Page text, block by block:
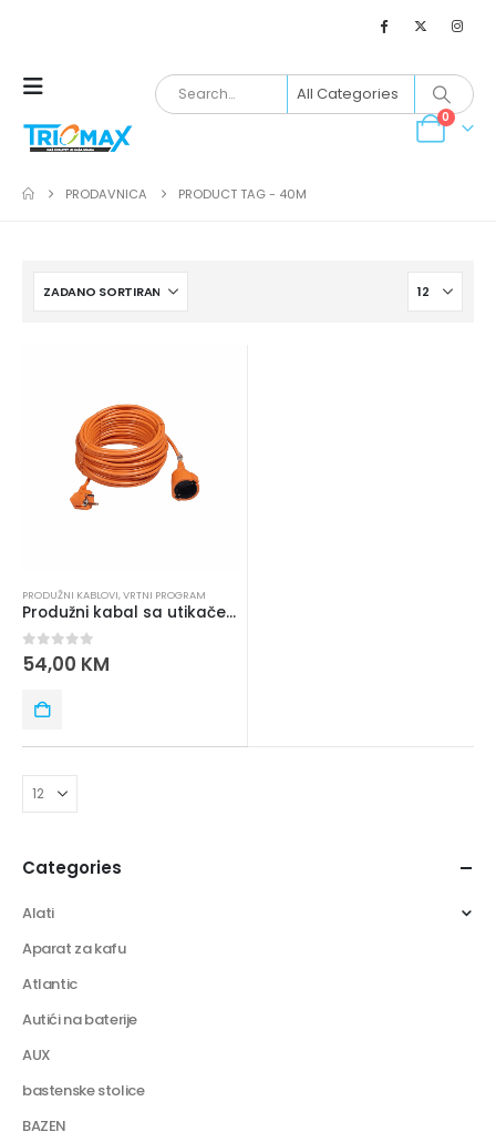
0
PRODAVNICA PRODUCT TAG - 40M
PRODUŽNI KABLOVI,VRTNI PROGRAM
Produžni kabal sa utikačem za kosilicu 40M
0out of 5
54,00 KM
Categories
Alati
Aparat za kafu
Atlantic
Autići na baterije
AUX
bastenske stolice
BAZEN